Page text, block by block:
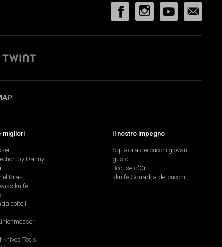
migliori
by Danny
Bras
knife
coltelli
knives Tools
Il nostro impegno
Squadra dei cuochi giovani
gusto
Bocuse d'Or
sknife-Squadra dei cuochi